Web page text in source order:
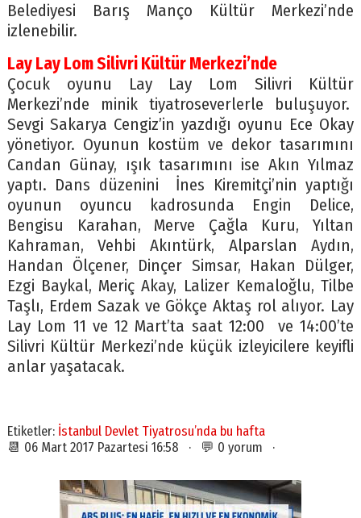
Belediyesi Barış Manço Kültür Merkezi’nde
izlenebilir.
Lay Lay Lom Silivri Kültür Merkezi’nde
Çocuk oyunu Lay Lay Lom Silivri Kültür
Merkezi’nde minik tiyatroseverlerle buluşuyor.
Sevgi Sakarya Cengiz’in yazdığı oyunu Ece Okay
yönetiyor. Oyunun kostüm ve dekor tasarımını
Candan Günay, ışık tasarımını ise Akın Yılmaz
yaptı. Dans düzenini İnes Kiremitçi’nin yaptığı
oyunun oyuncu kadrosunda Engin Delice,
Bengisu Karahan, Merve Çağla Kuru, Yıltan
Kahraman, Vehbi Akıntürk, Alparslan Aydın,
Handan Ölçener, Dinçer Simsar, Hakan Dülger,
Ezgi Baykal, Meriç Akay, Lalizer Kemaloğlu, Tilbe
Taşlı, Erdem Sazak ve Gökçe Aktaş rol alıyor. Lay
Lay Lom 11 ve 12 Mart’ta saat 12:00 ve 14:00’te
Silivri Kültür Merkezi’nde küçük izleyicilere keyifli
anlar yaşatacak.
Etiketler: İstanbul Devlet Tiyatrosu’nda bu hafta
📆 06 Mart 2017 Pazartesi 16:58 · 💬 0 yorum ·